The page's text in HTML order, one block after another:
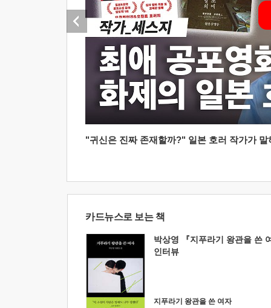
"귀신은 진짜 존재할까?" 일본 호러 작가가
카드뉴스로 보는 책
박상영 『지푸라기 왕관을 쓴
인터뷰
지푸라기 왕관을 쓴 여자